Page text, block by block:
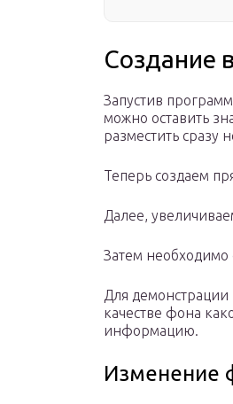
Создание
Запустив
можно оставить
разместить сразу
Теперь создаем
Далее,
Затем необходимо
Для демонстрации
качестве фона
информацию.
Изменение